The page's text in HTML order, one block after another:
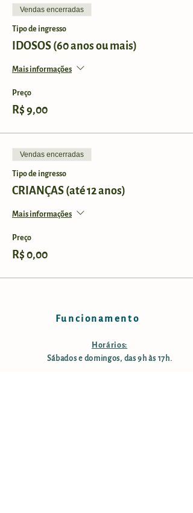
Vendas encerradas
Tipo de ingresso
IDOSOS (60 anos ou mais)
Mais informações
Preço
R$ 9,00
Vendas encerradas
Tipo de ingresso
CRIANÇAS (até 12 anos)
Mais informações
Preço
R$ 0,00
Funcionamento
Horários:
Sábados e domingos, das 9h às 17h.